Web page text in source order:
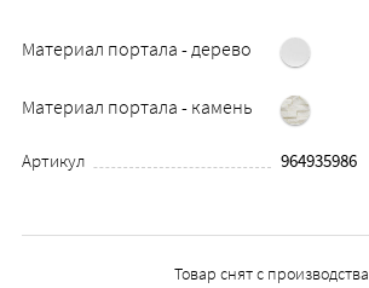
Материал портала - дерево
Материал портала - камень
Артикул 964935986
Товар снят с производства